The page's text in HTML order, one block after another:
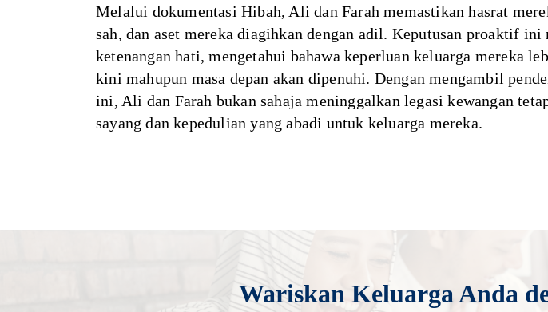
Melalui dokumentasi Hibah, Ali dan Farah memastikan hasrat
sah, dan aset mereka diagihkan dengan adil. Keputusan proaktif ini
ketenangan hati, mengetahui bahawa keperluan keluarga mereka
kini mahupun masa depan akan dipenuhi. Dengan mengambil
ini, Ali dan Farah bukan sahaja meninggalkan legasi kewangan
sayang dan kepedulian yang abadi untuk keluarga mereka.
Wariskan Keluarga Anda